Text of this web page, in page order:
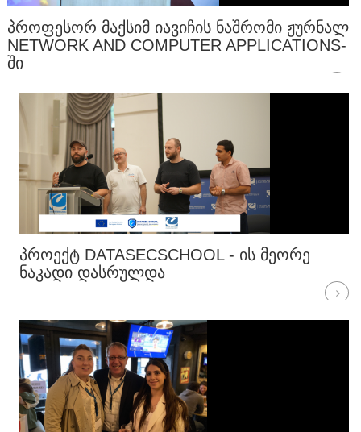
ᲞᲠᲝᲤᲔᲡᲝᲠ ᲛᲐᲥᲡᲘᲛ ᲘᲐᲕᲘᲩᲘᲡ ᲜᲐᲨᲠᲝᲛᲘ ᲟᲣᲠᲜᲐᲚ
NETWORK AND COMPUTER APPLICATIONS-
ᲨᲘ
ᲞᲠᲝᲔᲥᲢ DATASECSCHOOL - ᲘᲡ ᲛᲔᲝᲠᲔ
ᲜᲐᲙᲐᲓᲘ ᲓᲐᲡᲠᲣᲚᲓᲐ